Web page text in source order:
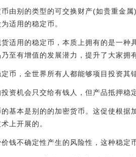
由别的类型的可交换财产(如贵重金
适用的稳定币。
适用的稳定币，本质上拥有的是一
至有增值的发展潜力，提升了大家拥
币，全世界所有人都能够项目投资其
资机会只交给有钱人，但产品抵押稳
基本是别的的加密货币。这促使根
上开展的。
钱不确定性产生的风险性，这种稳定